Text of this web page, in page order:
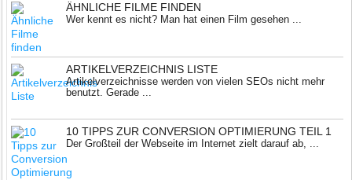
ÄHNLICHE FILME FINDEN
Wer kennt es nicht? Man hat einen Film gesehen ...
ARTIKELVERZEICHNIS LISTE
Artikelverzeichnisse werden von vielen SEOs nicht mehr
benutzt. Gerade ...
10 TIPPS ZUR CONVERSION OPTIMIERUNG TEIL 1
Der Großteil der Webseite im Internet zielt darauf ab, ...